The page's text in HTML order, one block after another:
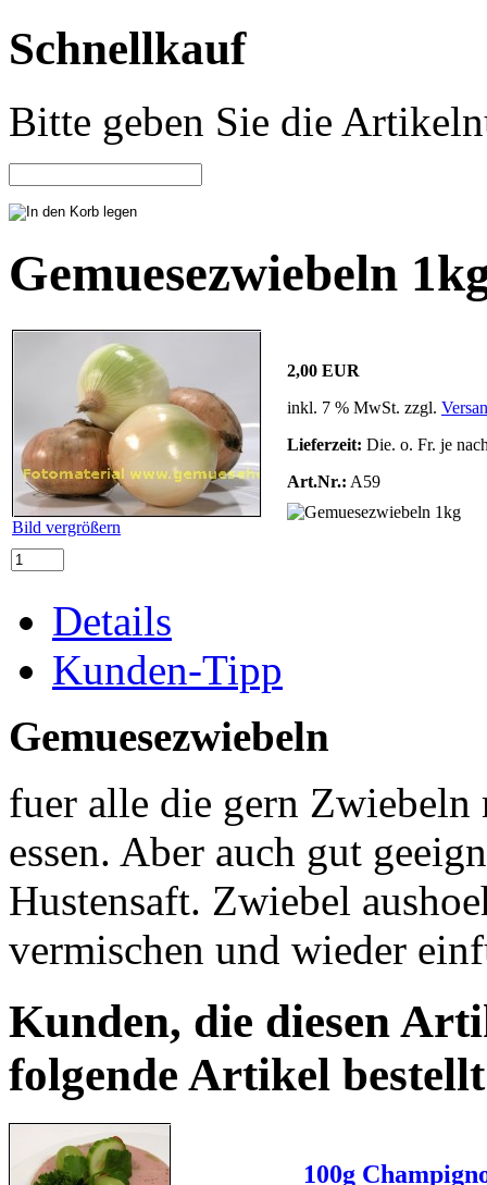
Schnellkauf
Bitte geben Sie die
Gemuesezwiebeln
Bild vergrößern
2,00 EUR
inkl. 7 % MwSt. zzgl.
Lieferzeit: Die. o. Fr. je
Art.Nr.: A59
Details
Kunden-Tipp
Gemuesezwiebeln
fuer alle die gern Zwiebeln
essen. Aber auch gut
Hustensaft. Zwiebel
vermischen und wieder
Kunden, die diesen
folgende Artikel
100g